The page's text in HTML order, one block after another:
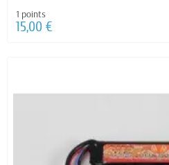
1 points
15,00 €